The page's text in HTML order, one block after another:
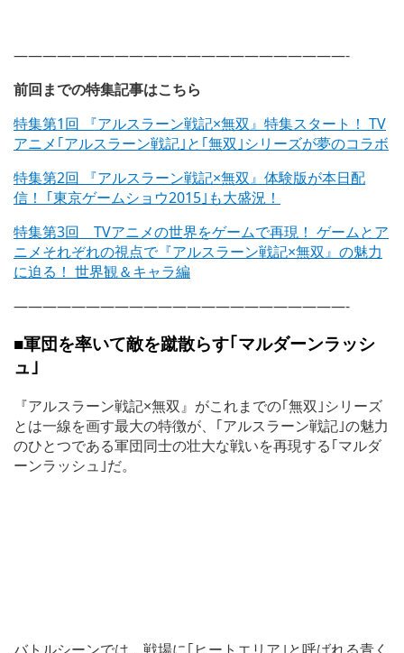
———————————————————————-
前回までの特集記事はこちら
特集第1回 『アルスラーン戦記×無双』特集スタート！ TV
アニメ｢アルスラーン戦記｣と｢無双｣シリーズが夢のコラボ
特集第2回 『アルスラーン戦記×無双』体験版が本日配
信！ ｢東京ゲームショウ2015｣も大盛況！
特集第3回 TVアニメの世界をゲームで再現！ ゲームとア
ニメそれぞれの視点で『アルスラーン戦記×無双』の魅力
に迫る！ 世界観＆キャラ編
———————————————————————-
■軍団を率いて敵を蹴散らす｢マルダーンラッシ
ュ｣
『アルスラーン戦記×無双』がこれまでの｢無双｣シリーズ
とは一線を画す最大の特徴が、｢アルスラーン戦記｣の魅力
のひとつである軍団同士の壮大な戦いを再現する｢マルダ
ーンラッシュ｣だ。